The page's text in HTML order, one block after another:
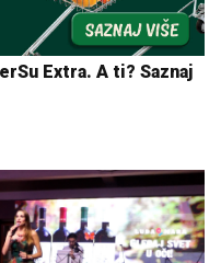
Extra. A ti? Saznaj